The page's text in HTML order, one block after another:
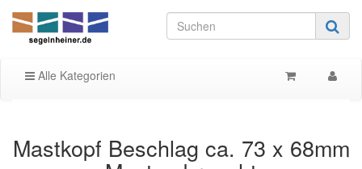
Alle Kategorien
Mastkopf Beschlag ca. 73 x 68mm